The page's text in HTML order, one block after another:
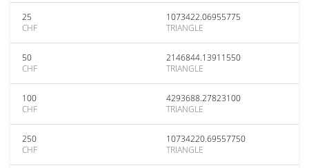
25
CHF
1073422.06955775
TRIANGLE
50
CHF
2146844.13911550
TRIANGLE
100
CHF
4293688.27823100
TRIANGLE
250
CHF
10734220.69557750
TRIANGLE